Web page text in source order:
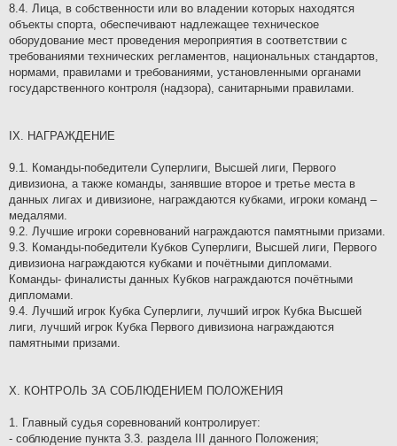
8.4. Лица, в собственности или во владении которых находятся
объекты спорта, обеспечивают надлежащее техническое
оборудование мест проведения мероприятия в соответствии с
требованиями технических регламентов, национальных стандартов,
нормами, правилами и требованиями, установленными органами
государственного контроля (надзора), санитарными правилами.
IX. НАГРАЖДЕНИЕ
9.1. Команды-победители Суперлиги, Высшей лиги, Первого
дивизиона, а также команды, занявшие второе и третье места в
данных лигах и дивизионе, награждаются кубками, игроки команд –
медалями.
9.2. Лучшие игроки соревнований награждаются памятными призами.
9.3. Команды-победители Кубков Суперлиги, Высшей лиги, Первого
дивизиона награждаются кубками и почётными дипломами.
Команды- финалисты данных Кубков награждаются почётными
дипломами.
9.4. Лучший игрок Кубка Суперлиги, лучший игрок Кубка Высшей
лиги, лучший игрок Кубка Первого дивизиона награждаются
памятными призами.
X. КОНТРОЛЬ ЗА СОБЛЮДЕНИЕМ ПОЛОЖЕНИЯ
1. Главный судья соревнований контролирует:
- соблюдение пункта 3.3. раздела III данного Положения;